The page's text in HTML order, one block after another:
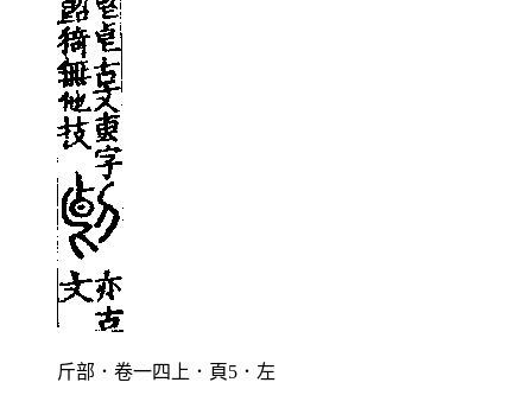
斤部．卷一四上．頁5．左